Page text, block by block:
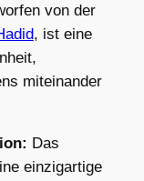
von der
, ist eine
miteinander
Das
einzigartige